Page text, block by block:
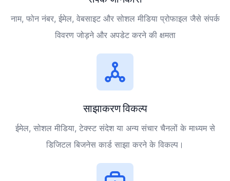
नाम, फोन नंबर, ईमेल, वेबसाइट और सोशल मीडिया प्रोफाइल जैसे संपर्क
विवरण जोड़ने और अपडेट करने की क्षमता
साझाकरण विकल्प
ईमेल, सोशल मीडिया, टेक्स्ट संदेश या अन्य संचार चैनलों के माध्यम से
डिजिटल बिजनेस कार्ड साझा करने के विकल्प।